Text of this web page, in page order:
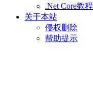
.Net Core教程
关于本站
侵权删除
帮助提示